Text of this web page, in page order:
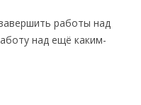
работы над
над ещё каким-